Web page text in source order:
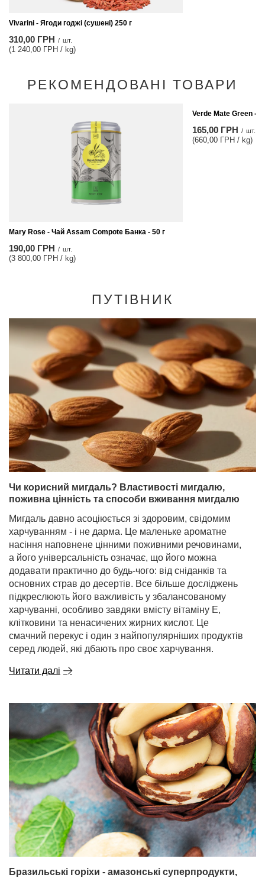
Vivarini - Ягоди годжі (сушені) 250 г
310,00 ГРН / шт.
(1 240,00 ГРН / kg)
РЕКОМЕНДОВАНІ ТОВАРИ
Mary Rose - Чай Assam Compote Банка - 50 г
190,00 ГРН / шт.
(3 800,00 ГРН / kg)
Verde Mate Green -
165,00 ГРН / шт.
(660,00 ГРН / kg)
ПУТІВНИК
Чи корисний мигдаль? Властивості мигдалю,
поживна цінність та способи вживання мигдалю
Мигдаль давно асоціюється зі здоровим, свідомим
харчуванням - і не дарма. Це маленьке ароматне
насіння наповнене цінними поживними речовинами,
а його універсальність означає, що його можна
додавати практично до будь-чого: від сніданків та
основних страв до десертів. Все більше досліджень
підкреслюють його важливість у збалансованому
харчуванні, особливо завдяки вмісту вітаміну Е,
клітковини та ненасичених жирних кислот. Це
смачний перекус і один з найпопулярніших продуктів
серед людей, які дбають про своє харчування.
Читати далі
Бразильські горіхи - амазонські суперпродукти,